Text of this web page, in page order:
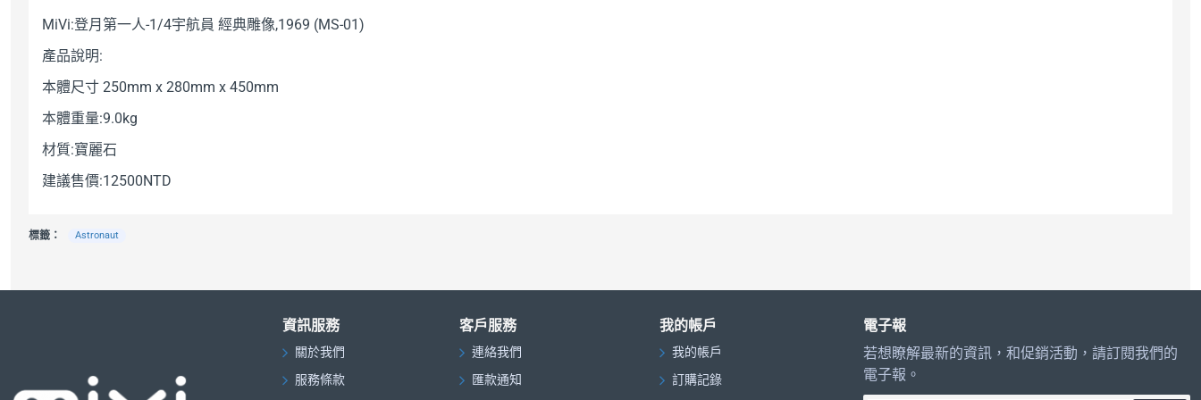
MiVi:登月第一人-1/4宇航員 經典雕像,1969 (MS-01)
產品說明:
本體尺寸 250mm x 280mm x 450mm
本體重量:9.0kg
材質:寶麗石
建議售價:12500NTD
標籤： Astronaut
資訊服務
關於我們
服務條款
客戶服務
連絡我們
匯款通知
我的帳戶
我的帳戶
訂購記錄
電子報
若想瞭解最新的資訊，和促銷活動，請訂閱我們的
電子報。